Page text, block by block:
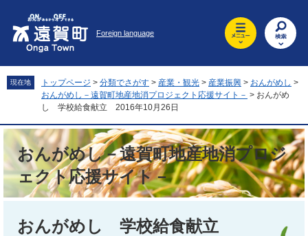
先
頭
。
を
飛
て
へ
Foreign language
現在地 トップページ > 分類でさがす > 産業・観光 > 産業振興 > おんがめし >
おんがめし－遠賀町地産地消プロジェクト応援サイト－ > おんがめ
し 学校給食献立 2016年10月26日
おんがめし－遠賀町地産地消プロジ
ェクト応援サイト－
おんがめし 学校給食献立